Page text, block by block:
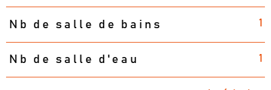
Nb de salle de bains 1
Nb de salle d'eau 1